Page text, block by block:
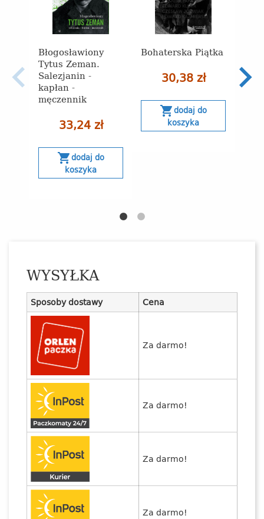
Błogosławiony
Tytus Zeman.
Salezjanin -
kapłan -
męczennik
33,24 zł
shopping_cartdodaj do
koszyka
Bohaterska Piątka
30,38 zł
shopping_cartdodaj do
koszyka
WYSYŁKA
Sposoby dostawy Cena
Za darmo!
Za darmo!
Za darmo!
Za darmo!